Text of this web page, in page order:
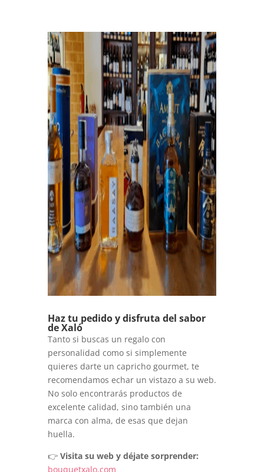
Haz tu pedido y disfruta del sabor
de Xaló
Tanto si buscas un regalo con
personalidad como si simplemente
quieres darte un capricho gourmet, te
recomendamos echar un vistazo a su web.
No solo encontrarás productos de
excelente calidad, sino también una
marca con alma, de esas que dejan
huella.
👉 Visita su web y déjate sorprender:
bouquetxalo.com